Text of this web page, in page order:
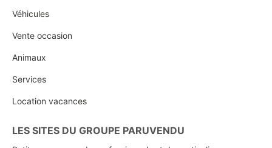
Véhicules
Vente occasion
Animaux
Services
Location vacances
LES SITES DU GROUPE PARUVENDU